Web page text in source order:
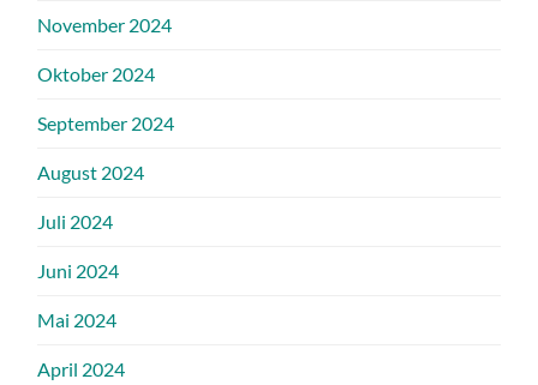
November 2024
Oktober 2024
September 2024
August 2024
Juli 2024
Juni 2024
Mai 2024
April 2024